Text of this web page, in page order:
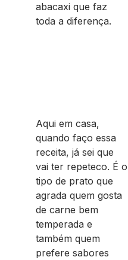
abacaxi que faz
toda a diferença.
Aqui em casa,
quando faço essa
receita, já sei que
vai ter repeteco. É o
tipo de prato que
agrada quem gosta
de carne bem
temperada e
também quem
prefere sabores